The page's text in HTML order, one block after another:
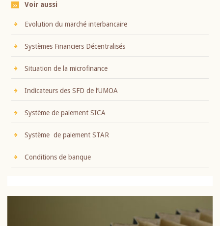
Voir aussi
Evolution du marché interbancaire
Systèmes Financiers Décentralisés
Situation de la microfinance
Indicateurs des SFD de l’UMOA
Système de paiement SICA
Système de paiement STAR
Conditions de banque